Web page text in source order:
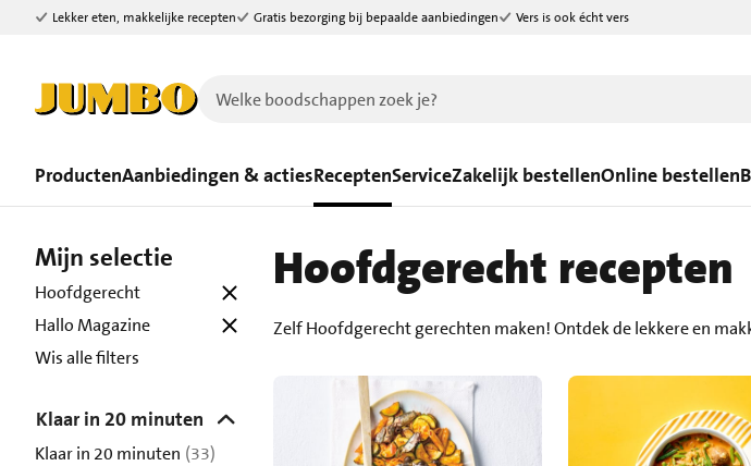
Ga naar zoeken
Ga naar hoofdinhoud
Lekker eten, makkelijke recepten Gratis bezorging bij bepaalde aanbiedingen Vers is ook écht vers
ProductenAanbiedingen & actiesReceptenServiceZakelijk bestellenOnline bestellen
Mijn selectie
Hoofdgerecht
Hallo Magazine
Wis alle filters
Klaar in 20 minuten
Klaar in 20 minuten (33)
Hoofdgerecht recepten
Zelf Hoofdgerecht gerechten maken! Ontdek de lekkere en